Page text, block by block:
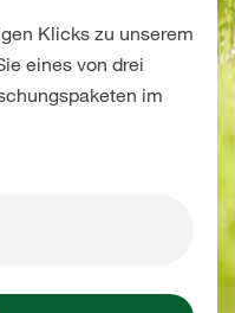
Klicks zu unserem
eines von drei
im